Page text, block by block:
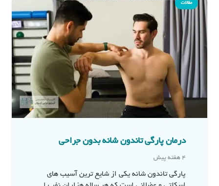
مقالات
درمان پارگی تاندون شانه بدون جراحی
4 هفته پیش
پارگی تاندون شانه یکی از شایع‌ ترین آسیب‌ های